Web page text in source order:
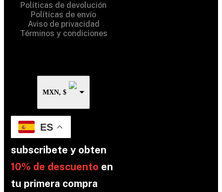
Políticas de devolución
Políticas de envío
Aviso de privacidad
Términos y condiciones
MXN, $
ES
subscribete y obten
10% de descuento en
tu primera compra